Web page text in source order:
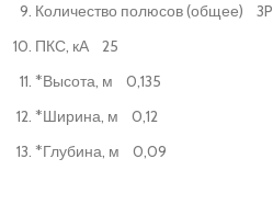
Количество полюсов (общее) 3P
ПКС, кА 25
*Высота, м 0,135
*Ширина, м 0,12
*Глубина, м 0,09